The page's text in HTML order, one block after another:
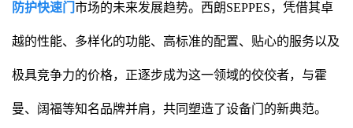
防护快速门 市场的未来发展趋势。西朗SEPPES，凭借其卓
越的性能、多样化的功能、高标准的配置、贴心的服务以及
极具竞争力的价格，正逐步成为这一领域的佼佼者，与霍
曼、阔福等知名品牌并肩，共同塑造了设备门的新典范。